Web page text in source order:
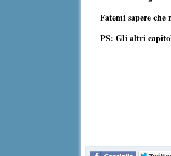
Fatemi sapere che
PS: Gli altri